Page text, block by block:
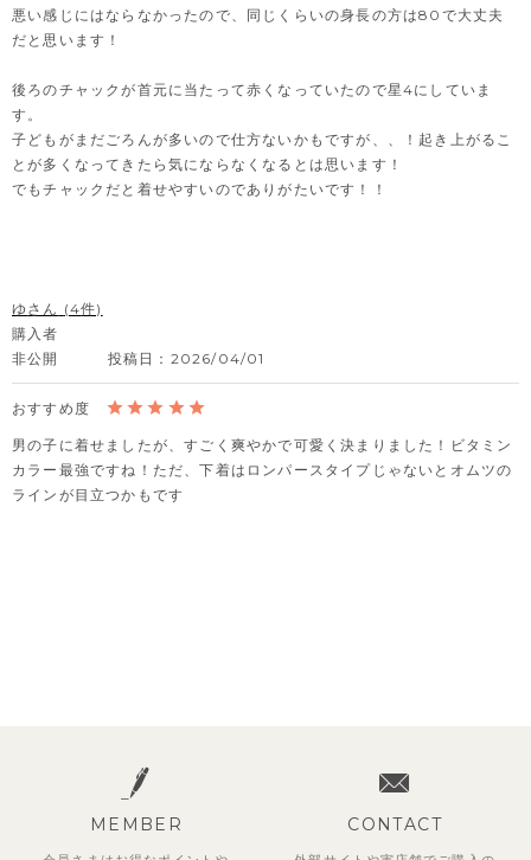
悪い感じにはならなかったので、同じくらいの身長の方は80で大丈夫
だと思います！
後ろのチャックが首元に当たって赤くなっていたので星4にしていま
す。
子どもがまだごろんが多いので仕方ないかもですが、、！起き上がるこ
とが多くなってきたら気にならなくなるとは思います！
でもチャックだと着せやすいのでありがたいです！！
ゆ
4
購入者
非公開
投稿日 2026/04/01
男の子に着せましたが、すごく爽やかで可愛く決まりました！ビタミン
カラー最強ですね！ただ、下着はロンパースタイプじゃないとオムツの
ラインが目立つかもです
MEMBER CONTACT